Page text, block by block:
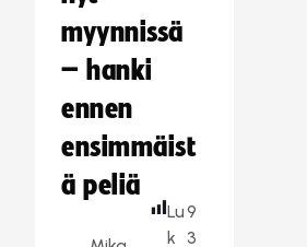
myynnissä
– hanki
ennen
ensimmäist
ä peliä
Lu
k
9
3